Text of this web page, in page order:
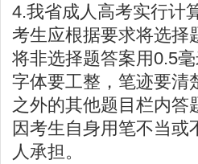
4.我省成人高考实行计
考生应根据要求将选择
将非选择题答案用0.5
字体要工整，笔迹要清
之外的其他题目栏内答
因考生自身用笔不当
人承担。